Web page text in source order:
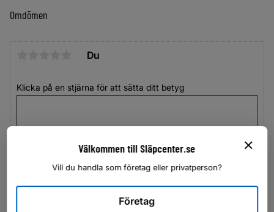
Omdömen
Du
Klicka på en stjärna för att sätta ditt betyg
Välkommen till Släpcenter.se
Vill du handla som företag eller privatperson?
Företag